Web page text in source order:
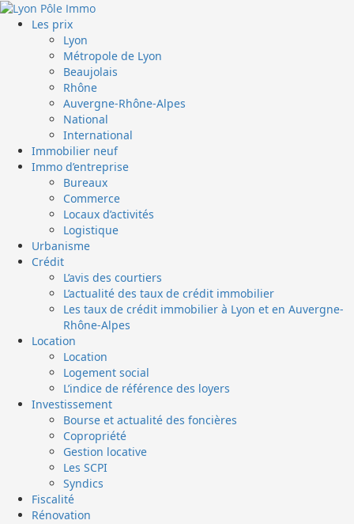
Aller
Menu
Les prix
Lyon
Métropole de Lyon
Beaujolais
Rhône
Auvergne-Rhône-Alpes
National
International
Immobilier neuf
Immo d’entreprise
Bureaux
Commerce
Locaux d’activités
Logistique
Urbanisme
Crédit
L’avis des courtiers
L’actualité des taux de crédit immobilier
Les taux de crédit immobilier à Lyon et en Auvergne-
Rhône-Alpes
Location
Location
Logement social
L’indice de référence des loyers
Investissement
Bourse et actualité des foncières
Copropriété
Gestion locative
Les SCPI
Syndics
Fiscalité
Rénovation